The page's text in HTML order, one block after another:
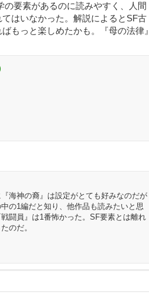
要素があるのに読みやすく、人間
はいなかった。解説によるとSF古
もっと楽しめたかも。『母の法律』
海神の裔』は設定がとても好みなのだが
の1編だと知り、他作品も読みたいと思
闘員』は1番怖かった。SF要素とは離れ
のだ。